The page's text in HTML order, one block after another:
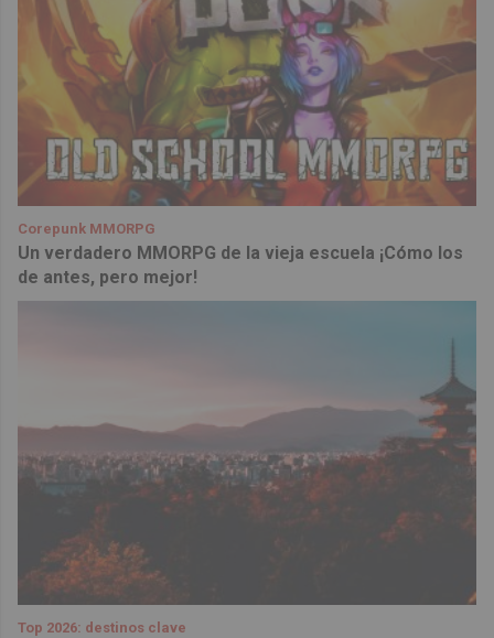
Corepunk MMORPG
Un verdadero MMORPG de la vieja escuela ¡Cómo los
de antes, pero mejor!
Top 2026: destinos clave